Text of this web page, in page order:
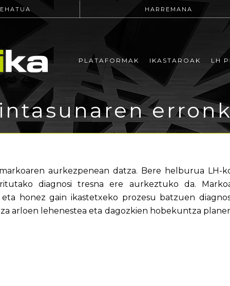
HARREMANA
PLATAFORMAK IKASTAROAK LH
aurkezpenean datza. Bere helburua LH-
diagnosi tresna ere aurkeztuko da.
honez gain ikastetxeko prozesu batzuen
arloen lehenestea eta dagozkien hobekuntza